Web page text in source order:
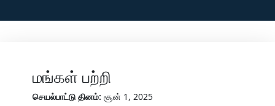
மங்கள் பற்றி
செயல்பாட்டு தினம்: சூன் 1, 2025